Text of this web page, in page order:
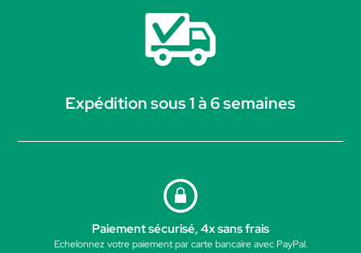
Expédition sous 1 à 6 semaines
Paiement sécurisé, 4x sans frais
Echelonnez votre paiement par carte bancaire avec PayPal.